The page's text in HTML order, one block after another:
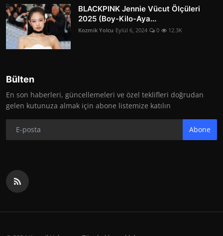
BLACKPINK Jennie Vücut Ölçüleri
2025 (Boy-Kilo-Aya...
Kozmik Yolcu Eylül 6, 2024 0 12.3K
Bülten
En son haberleri, güncellemeleri ve özel teklifleri doğrudan
gelen kutunuza almak için abone listemize katılın
Abone